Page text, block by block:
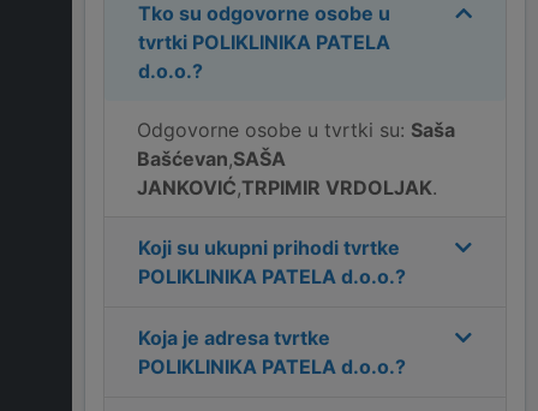
Tko su odgovorne osobe u
tvrtki POLIKLINIKA PATELA
d.o.o.?
Odgovorne osobe u tvrtki su: Saša
Bašćevan,SAŠA
JANKOVIĆ,TRPIMIR VRDOLJAK.
Koji su ukupni prihodi tvrtke
POLIKLINIKA PATELA d.o.o.?
Koja je adresa tvrtke
POLIKLINIKA PATELA d.o.o.?